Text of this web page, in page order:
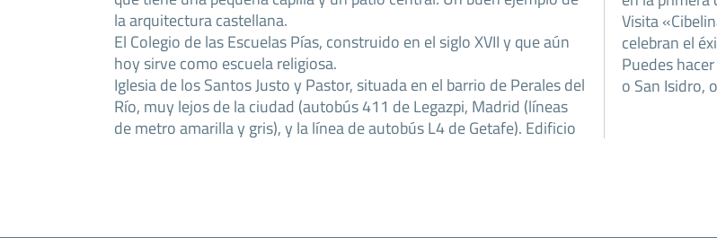
la arquitectura castellana.
El Colegio de las Escuelas Pías, construido en el siglo XVII y que aún
hoy sirve como escuela religiosa.
Iglesia de los Santos Justo y Pastor, situada en el barrio de Perales del
Río, muy lejos de la ciudad (autobús 411 de Legazpi, Madrid (líneas
de metro amarilla y gris), y la línea de autobús L4 de Getafe). Edificio
Visita
celebran el
Puedes
o San Isidro,